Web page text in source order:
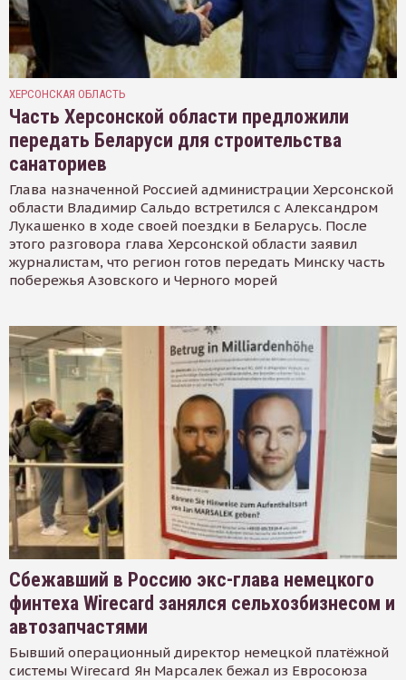
ХЕРСОНСКАЯ ОБЛАСТЬ
Часть Херсонской области предложили
передать Беларуси для строительства
санаториев
Глава назначенной Россией администрации Херсонской
области Владимир Сальдо встретился с Александром
Лукашенко в ходе своей поездки в Беларусь. После
этого разговора глава Херсонской области заявил
журналистам, что регион готов передать Минску часть
побережья Азовского и Черного морей
Сбежавший в Россию экс-глава немецкого
финтеха Wirecard занялся сельхозбизнесом и
автозапчастями
Бывший операционный директор немецкой платёжной
системы Wirecard Ян Марсалек бежал из Евросоюза